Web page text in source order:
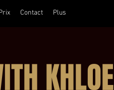
Contact Plus
KHLOE